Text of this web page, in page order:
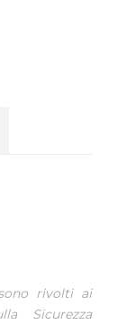
rivolti ai
Sicurezza